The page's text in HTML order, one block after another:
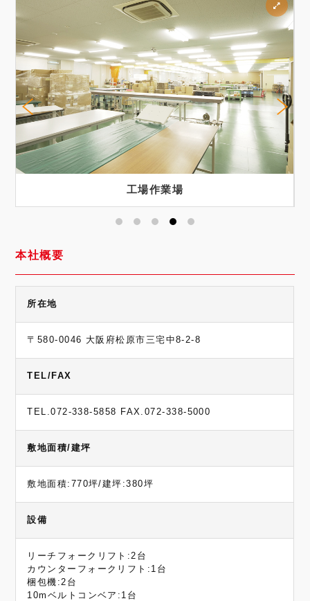
工場作業場
本社概要
所在地
〒580-0046 大阪府松原市三宅中8-2-8
TEL/FAX
TEL.072-338-5858 FAX.072-338-5000
敷地面積/建坪
敷地面積:770坪/建坪:380坪
設備
リーチフォークリフト:2台
カウンターフォークリフト:1台
梱包機:2台
10mベルトコンベア:1台